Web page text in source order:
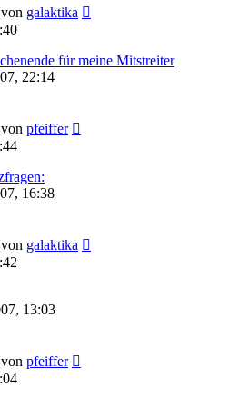
von galaktika
für meine Mitstreiter
22:14
von pfeiffer
16:38
von galaktika
13:03
von pfeiffer